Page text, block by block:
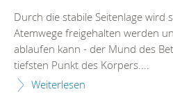
Durch die stabile Seitenlage wird
Atemwege freigehalten werden
ablaufen kann - der Mund des
tiefsten Punkt des Körpers....
Weiterlesen